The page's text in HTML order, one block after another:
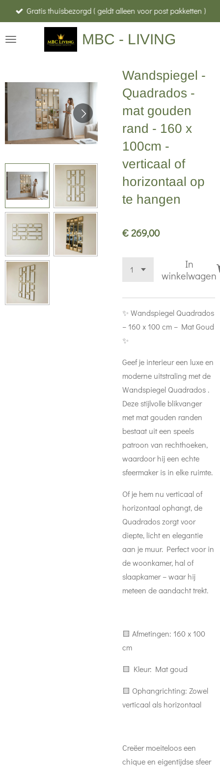
direct
naar
MBC - LIVING
Gratis thuisbezorgd ( geldt alleen voor post pakketten )
Wandspiegel -
Quadrados -
mat gouden
rand - 160 x
100cm -
verticaal of
horizontaal op
te hangen
€ 269,00
In
winkelwagen
✨ Wandspiegel Quadrados
– 160 x 100 cm – Mat Goud
✨
Geef je interieur een luxe en
moderne uitstraling met de
Wandspiegel Quadrados .
Deze stijlvolle blikvanger
met mat gouden randen
bestaat uit een speels
patroon van rechthoeken,
waardoor hij een echte
sfeermaker is in elke ruimte.
Of je hem nu verticaal of
horizontaal ophangt, de
Quadrados zorgt voor
diepte, licht en elegantie
aan je muur. Perfect voor in
de woonkamer, hal of
slaapkamer – waar hij
meteen de aandacht trekt.
🟨 Afmetingen: 160 x 100
cm
🟨 Kleur: Mat goud
🟨 Ophangrichting: Zowel
verticaal als horizontaal
Creëer moeiteloos een
chique en eigentijdse sfeer